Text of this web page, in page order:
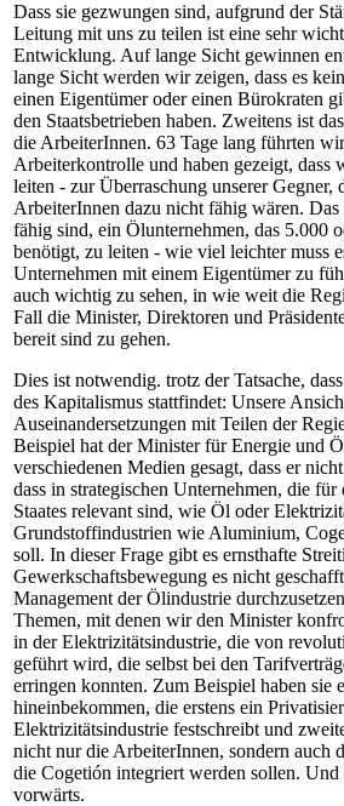
Dass sie gezwungen sind, aufgrund der
Leitung mit uns zu teilen ist eine sehr
Entwicklung. Auf lange Sicht gewinnen
lange Sicht werden wir zeigen, dass es
einen Eigentümer oder einen Bürokraten
den Staatsbetrieben haben. Zweitens ist
die ArbeiterInnen. 63 Tage lang führten
Arbeiterkontrolle und haben gezeigt, dass
leiten - zur Überraschung unserer Gegner,
ArbeiterInnen dazu nicht fähig wären.
fähig sind, ein Ölunternehmen, das 5.000
benötigt, zu leiten - wie viel leichter muss
Unternehmen mit einem Eigentümer zu
auch wichtig zu sehen, in wie weit die
Fall die Minister, Direktoren und
bereit sind zu gehen.
Dies ist notwendig. trotz der Tatsache,
des Kapitalismus stattfindet: Unsere
Auseinandersetzungen mit Teilen der
Beispiel hat der Minister für Energie und
verschiedenen Medien gesagt, dass er
dass in strategischen Unternehmen, die für
Staates relevant sind, wie Öl oder
Grundstoffindustrien wie Aluminium,
soll. In dieser Frage gibt es ernsthafte
Gewerkschaftsbewegung es nicht
Management der Ölindustrie
Themen, mit denen wir den Minister
in der Elektrizitätsindustrie, die von
geführt wird, die selbst bei den
erringen konnten. Zum Beispiel haben sie
hineinbekommen, die erstens ein
Elektrizitätsindustrie festschreibt und
nicht nur die ArbeiterInnen, sondern auch
die Cogetión integriert werden sollen. Und
vorwärts.